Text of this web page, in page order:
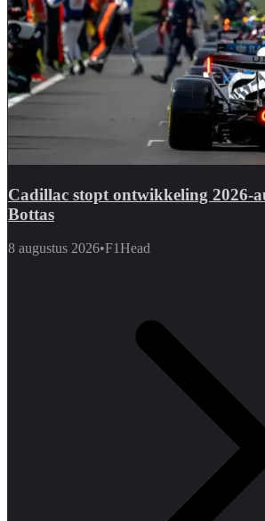
Cadillac stopt ontwikkeling 2026-
Bottas
8 augustus 2026•F1Head